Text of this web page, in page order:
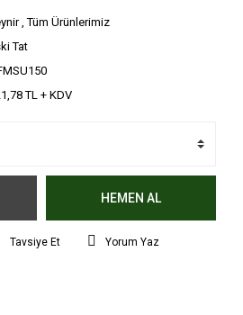
,Tüm Ürünlerimiz
Tat
TL + KDV
HEMEN AL
Tavsiye Et Yorum Yaz